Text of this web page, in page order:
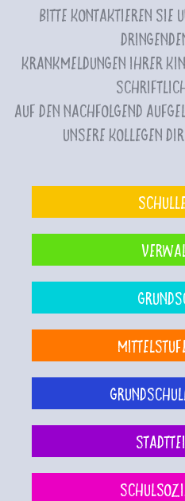
Bitte kontaktieren Sie
Krankmeldungen Ihrer
Auf den nachfolgend
unsere Kollegen